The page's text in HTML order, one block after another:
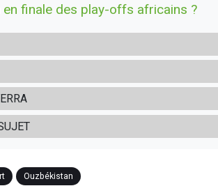
en finale des play-offs africains ?
Ouzbékistan